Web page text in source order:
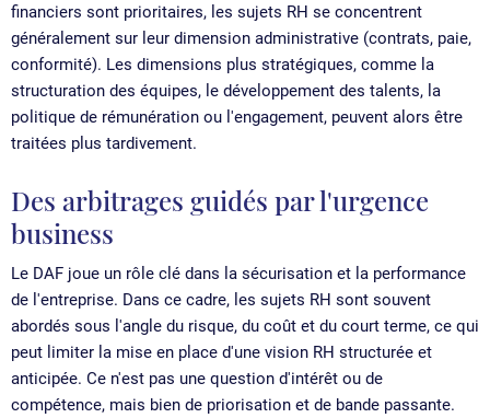
financiers sont prioritaires, les sujets RH se concentrent
généralement sur leur dimension administrative (contrats, paie,
conformité). Les dimensions plus stratégiques, comme la
structuration des équipes, le développement des talents, la
politique de rémunération ou l'engagement, peuvent alors être
traitées plus tardivement.
Des arbitrages guidés par l'urgence
business
Le DAF joue un rôle clé dans la sécurisation et la performance
de l'entreprise. Dans ce cadre, les sujets RH sont souvent
abordés sous l'angle du risque, du coût et du court terme, ce qui
peut limiter la mise en place d'une vision RH structurée et
anticipée. Ce n'est pas une question d'intérêt ou de
compétence, mais bien de priorisation et de bande passante.